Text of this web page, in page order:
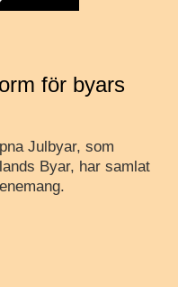
för byars
Julbyar, som
Byar, har samlat